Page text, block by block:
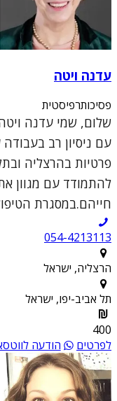
עדנה ויטה
פסיכותרפיסטית
שלום, שמי עדנה
עם ניסיון רב
פרטיות בהרצליה
להתמודד עם מגוון
חייהם.במסגרת
054-4213113
הרצליה, ישראל
תל אביב-יפו, ישראל
400
לפרטים
הודעה